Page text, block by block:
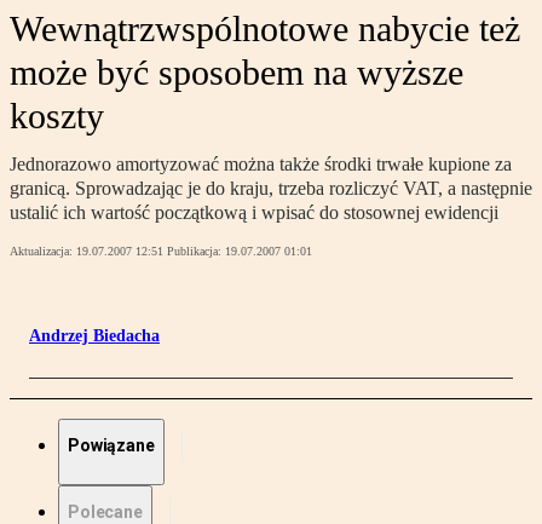
Wewnątrzwspólnotowe nabycie też
może być sposobem na wyższe
koszty
Jednorazowo amortyzować można także środki trwałe kupione za
granicą. Sprowadzając je do kraju, trzeba rozliczyć VAT, a następnie
ustalić ich wartość początkową i wpisać do stosownej ewidencji
Aktualizacja: 19.07.2007 12:51 Publikacja: 19.07.2007 01:01
Andrzej Biedacha
Powiązane
Polecane